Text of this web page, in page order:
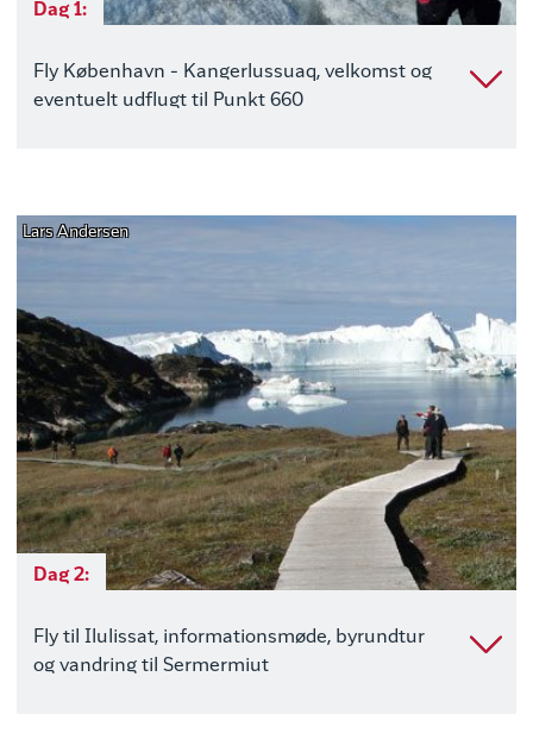
Dag 1:
Fly København - Kangerlussuaq, velkomst og
eventuelt udflugt til Punkt 660
Lars Andersen
Dag 2:
Fly til Ilulissat, informationsmøde, byrundtur
og vandring til Sermermiut